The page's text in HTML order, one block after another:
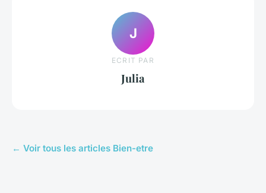
J
ECRIT PAR
Julia
← Voir tous les articles Bien-etre